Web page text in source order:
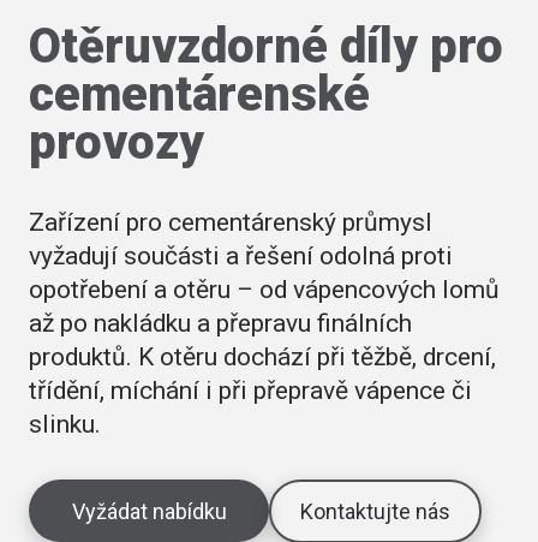
Otěruvzdorné díly pro
cementárenské
provozy
Zařízení pro cementárenský průmysl
vyžadují součásti a řešení odolná proti
opotřebení a otěru – od vápencových lomů
až po nakládku a přepravu finálních
produktů. K otěru dochází při těžbě, drcení,
třídění, míchání i při přepravě vápence či
slinku.
Vyžádat nabídku Kontaktujte nás